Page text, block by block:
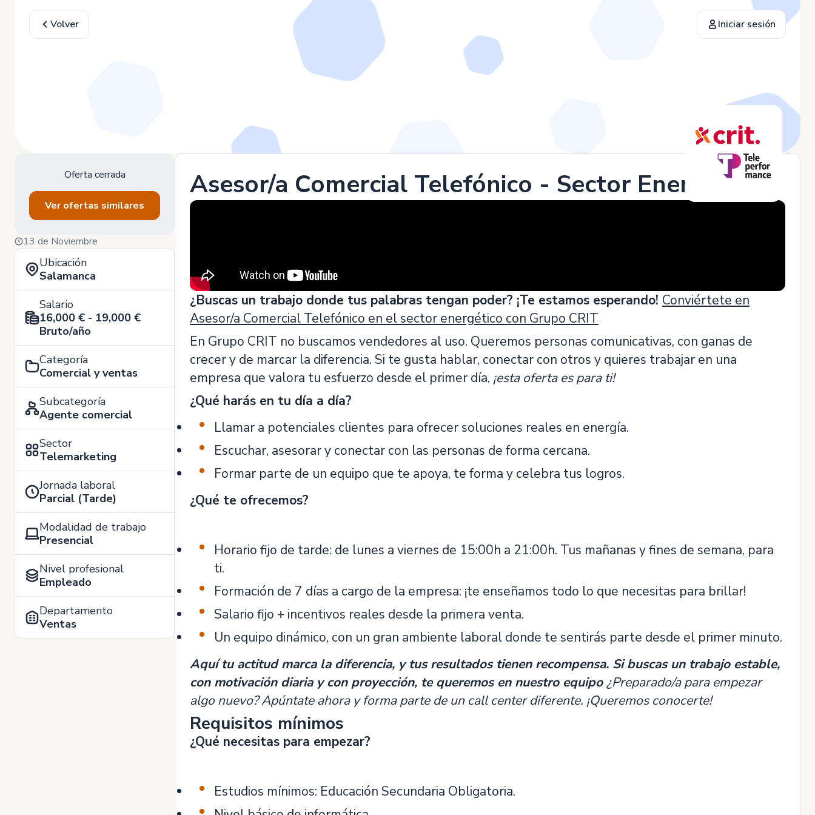
Volver Iniciar sesión
Oferta cerrada
Ver ofertas similares
13 de Noviembre
Ubicación
Salamanca
Salario
16,000 € - 19,000 €
Bruto/año
Categoría
Comercial y ventas
Subcategoría
Agente comercial
Sector
Telemarketing
Jornada laboral
Parcial (Tarde)
Modalidad de trabajo
Presencial
Nivel profesional
Empleado
Departamento
Ventas
Asesor/a Comercial Telefónico - Sector Energético
¿Buscas un trabajo donde tus palabras tengan poder? ¡Te estamos esperando! Conviértete en
Asesor/a Comercial Telefónico en el sector energético con Grupo CRIT
En Grupo CRIT no buscamos vendedores al uso. Queremos personas comunicativas, con ganas de
crecer y de marcar la diferencia. Si te gusta hablar, conectar con otros y quieres trabajar en una
empresa que valora tu esfuerzo desde el primer día, ¡esta oferta es para ti!
¿Qué harás en tu día a día?
Llamar a potenciales clientes para ofrecer soluciones reales en energía.
Escuchar, asesorar y conectar con las personas de forma cercana.
Formar parte de un equipo que te apoya, te forma y celebra tus logros.
¿Qué te ofrecemos?
Horario fijo de tarde: de lunes a viernes de 15:00h a 21:00h. Tus mañanas y fines de semana, para
ti.
Formación de 7 días a cargo de la empresa: ¡te enseñamos todo lo que necesitas para brillar!
Salario fijo + incentivos reales desde la primera venta.
Un equipo dinámico, con un gran ambiente laboral donde te sentirás parte desde el primer minuto.
Aquí tu actitud marca la diferencia, y tus resultados tienen recompensa. Si buscas un trabajo estable,
con motivación diaria y con proyección, te queremos en nuestro equipo ¿Preparado/a para empezar
algo nuevo? Apúntate ahora y forma parte de un call center diferente. ¡Queremos conocerte!
Requisitos mínimos
¿Qué necesitas para empezar?
Estudios mínimos: Educación Secundaria Obligatoria.